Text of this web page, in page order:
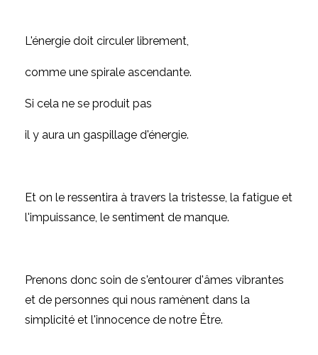
L'énergie doit circuler librement,
comme une spirale ascendante.
Si cela ne se produit pas
il y aura un gaspillage d'énergie.
Et on le ressentira à travers la tristesse, la fatigue et
l'impuissance, le sentiment de manque.
Prenons donc soin de s'entourer d'âmes vibrantes
et de personnes qui nous ramènent dans la
simplicité et l'innocence de notre Être.